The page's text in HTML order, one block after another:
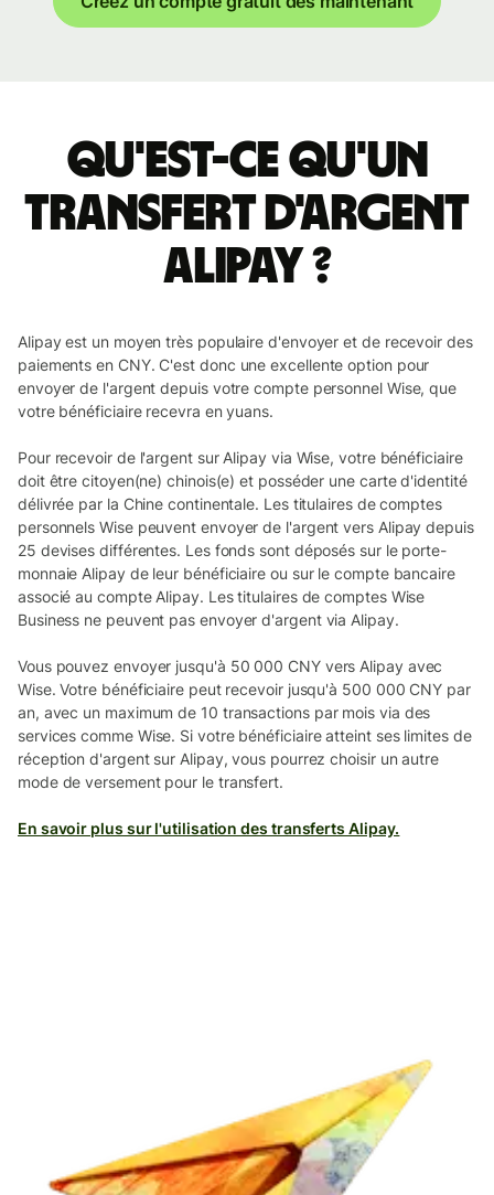
Qu'est-ce qu'un
transfert d'argent
Alipay ?
Alipay est un moyen très populaire d'envoyer et de recevoir des
paiements en CNY. C'est donc une excellente option pour
envoyer de l'argent depuis votre compte personnel Wise, que
votre bénéficiaire recevra en yuans.
Pour recevoir de l'argent sur Alipay via Wise, votre bénéficiaire
doit être citoyen(ne) chinois(e) et posséder une carte d'identité
délivrée par la Chine continentale. Les titulaires de comptes
personnels Wise peuvent envoyer de l'argent vers Alipay depuis
25 devises différentes. Les fonds sont déposés sur le porte-
monnaie Alipay de leur bénéficiaire ou sur le compte bancaire
associé au compte Alipay. Les titulaires de comptes Wise
Business ne peuvent pas envoyer d'argent via Alipay.
Vous pouvez envoyer jusqu'à 50 000 CNY vers Alipay avec
Wise. Votre bénéficiaire peut recevoir jusqu'à 500 000 CNY par
an, avec un maximum de 10 transactions par mois via des
services comme Wise. Si votre bénéficiaire atteint ses limites de
réception d'argent sur Alipay, vous pourrez choisir un autre
mode de versement pour le transfert.
En savoir plus sur l'utilisation des transferts Alipay.